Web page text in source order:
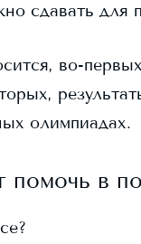
сдавать для
во-
олимпиадах.
в